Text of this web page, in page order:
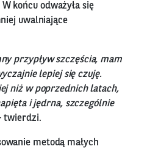
końcu odważyła się
uwalniające
przypływ szczęścia, mam
lepiej się czuję.
niż w poprzednich latach,
i jędrna, szczególnie
twierdzi.
metodą małych